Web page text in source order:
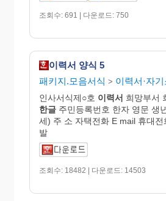
조회수: 691 | 다운로드: 750
이력서 양식 5
패키지.모음서식 > 이력서·자
인사서식제○호 이력서 희망부서
한글 주민등록번호 한자 영문 생
세) 주 소 자택전화 E mail 휴대
발
조회수: 18482 | 다운로드: 14503